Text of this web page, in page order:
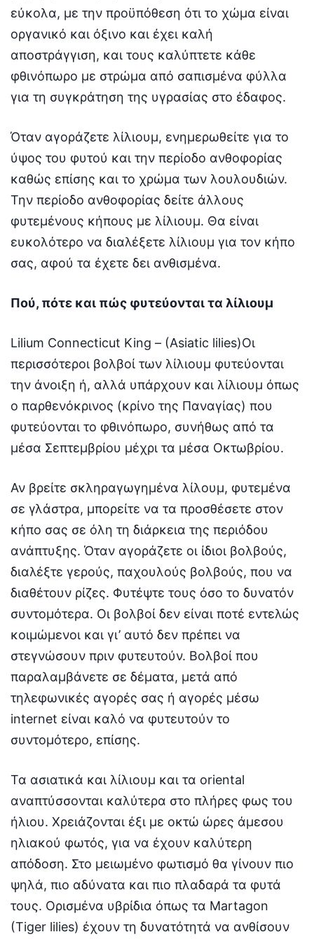
εύκολα, με την προϋπόθεση ότι το χώμα είναι
οργανικό και όξινο και έχει καλή
αποστράγγιση, και τους καλύπτετε κάθε
φθινόπωρο με στρώμα από σαπισμένα φύλλα
για τη συγκράτηση της υγρασίας στο έδαφος.
Όταν αγοράζετε λίλιουμ, ενημερωθείτε για το
ύψος του φυτού και την περίοδο ανθοφορίας
καθώς επίσης και το χρώμα των λουλουδιών.
Την περίοδο ανθοφορίας δείτε άλλους
φυτεμένους κήπους με λίλιουμ. Θα είναι
ευκολότερο να διαλέξετε λίλιουμ για τον κήπο
σας, αφού τα έχετε δει ανθισμένα.
Πού, πότε και πώς φυτεύονται τα λίλιουμ
Lilium Connecticut King – (Asiatic lilies)Οι
περισσότεροι βολβοί των λίλιουμ φυτεύονται
την άνοιξη ή, αλλά υπάρχουν και λίλιουμ όπως
ο παρθενόκρινος (κρίνο της Παναγίας) που
φυτεύονται το φθινόπωρο, συνήθως από τα
μέσα Σεπτεμβρίου μέχρι τα μέσα Οκτωβρίου.
Αν βρείτε σκληραγωγημένα λίλουμ, φυτεμένα
σε γλάστρα, μπορείτε να τα προσθέσετε στον
κήπο σας σε όλη τη διάρκεια της περιόδου
ανάπτυξης. Όταν αγοράζετε οι ίδιοι βολβούς,
διαλέξτε γερούς, παχουλούς βολβούς, που να
διαθέτουν ρίζες. Φυτέψτε τους όσο το δυνατόν
συντομότερα. Οι βολβοί δεν είναι ποτέ εντελώς
κοιμώμενοι και γι’ αυτό δεν πρέπει να
στεγνώσουν πριν φυτευτούν. Βολβοί που
παραλαμβάνετε σε δέματα, μετά από
τηλεφωνικές αγορές σας ή αγορές μέσω
internet είναι καλό να φυτευτούν το
συντομότερο, επίσης.
Τα ασιατικά και λίλιουμ και τα oriental
αναπτύσσονται καλύτερα στο πλήρες φως του
ήλιου. Χρειάζονται έξι με οκτώ ώρες άμεσου
ηλιακού φωτός, για να έχουν καλύτερη
απόδοση. Στο μειωμένο φωτισμό θα γίνουν πιο
ψηλά, πιο αδύνατα και πιο πλαδαρά τα φυτά
τους. Ορισμένα υβρίδια όπως τα Martagon
(Tiger lilies) έχουν τη δυνατότητά να ανθίσουν